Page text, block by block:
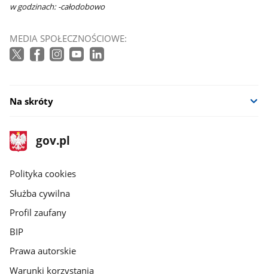
w godzinach: -całodobowo
MEDIA SPOŁECZNOŚCIOWE:
Na skróty
stopka
gov.pl
Strona
gov.pl
gov.pl
Polityka cookies
Służba cywilna
Profil zaufany
BIP
Prawa autorskie
Warunki korzystania